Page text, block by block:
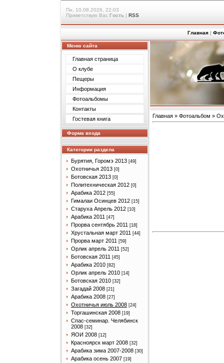
Пн, 10.08.2026, 22:03
Приветствую Вас Гость | RSS
Главная |
Меню сайта
Главная страница
О клубе
Пещеры
Информация
Фотоальбомы
Контакты
Гостевая книга
Форма входа
Категории раздела
Бурятия, Горомэ 2013 [49]
Охотничья 2013 [0]
Ботовская 2013 [0]
Политехническая 2012 [0]
Арабика 2012 [55]
Гималаи Осинцев 2012 [15]
Старуха Апрель 2012 [10]
Арабика 2011 [47]
Прорва сентябрь 2011 [18]
Хрустальная март 2011 [44]
Прорва март 2011 [59]
Орлик апрель 2011 [52]
Ботовская 2011 [45]
Арабика 2010 [82]
Орлик апрель 2010 [14]
Ботовская 2010 [32]
Загадай 2008 [21]
Арабика 2008 [27]
Охотничья июль 2008 [24]
Торгашинская 2008 [19]
Спас-семинар. Челябинск
2008 [32]
ЯОИ 2008 [12]
Красноярск март 2008 [32]
Арабика зима 2007-2008 [30]
Арабика осень 2007 [19]
Главная » Фотоальбом »